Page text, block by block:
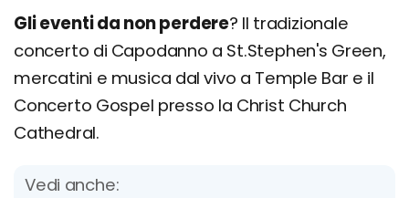
Gli eventi da non perdere? Il tradizionale
concerto di Capodanno a St.Stephen's Green,
mercatini e musica dal vivo a Temple Bar e il
Concerto Gospel presso la Christ Church
Cathedral.
Vedi anche: